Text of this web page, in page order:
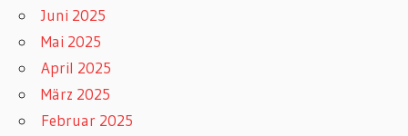
Juni 2025
Mai 2025
April 2025
März 2025
Februar 2025